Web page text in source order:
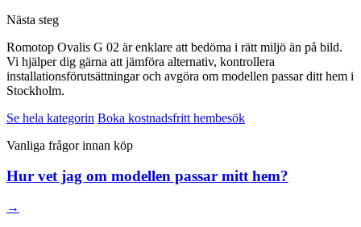
Nästa steg
Romotop Ovalis G 02 är enklare att bedöma i rätt miljö än på bild.
Vi hjälper dig gärna att jämföra alternativ, kontrollera
installationsförutsättningar och avgöra om modellen passar ditt hem i
Stockholm.
Se hela kategorin Boka kostnadsfritt hembesök
Vanliga frågor innan köp
Hur vet jag om modellen passar mitt hem?
→